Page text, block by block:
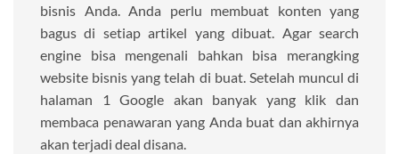
bisnis Anda. Anda perlu membuat konten yang
bagus di setiap artikel yang dibuat. Agar search
engine bisa mengenali bahkan bisa merangking
website bisnis yang telah di buat. Setelah muncul di
halaman 1 Google akan banyak yang klik dan
membaca penawaran yang Anda buat dan akhirnya
akan terjadi deal disana.